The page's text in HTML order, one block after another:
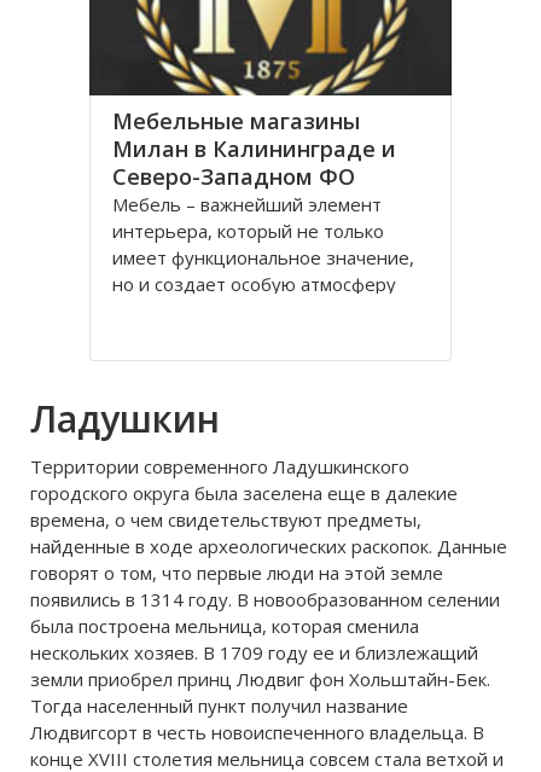
Магазины Шиндорадо в
Калининграде предлагают своим
Мебельные магазины
Милан в Калининграде и
Северо-Западном ФО
Мебель – важнейший элемент
интерьера, который не только
имеет функциональное значение,
но и создает особую атмосферу
зачастую сопровождается
специализированным салонам в
варианта
Ладушкин
Территории современного Ладушкинского
городского округа была заселена еще в далекие
времена, о чем свидетельствуют предметы,
найденные в ходе археологических раскопок. Данные
говорят о том, что первые люди на этой земле
появились в 1314 году. В новообразованном селении
была построена мельница, которая сменила
нескольких хозяев. В 1709 году ее и близлежащий
земли приобрел принц Людвиг фон Хольштайн-Бек.
Тогда населенный пункт получил название
Людвигсорт в честь новоиспеченного владельца. В
конце XVIII столетия мельница совсем стала ветхой и